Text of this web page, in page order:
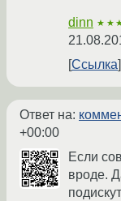
dinn
Ссылка
Ответ на:
+00:00
Если
вроде.